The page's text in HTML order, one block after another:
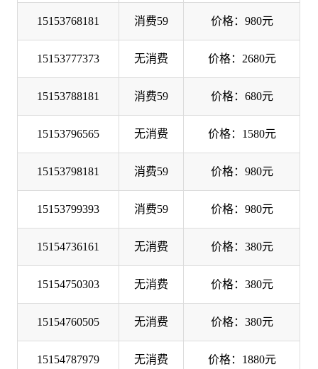
15153768181 消费59 价格：980元
15153777373 无消费 价格：2680元
15153788181 消费59 价格：680元
15153796565 无消费 价格：1580元
15153798181 消费59 价格：980元
15153799393 消费59 价格：980元
15154736161 无消费 价格：380元
15154750303 无消费 价格：380元
15154760505 无消费 价格：380元
15154787979 无消费 价格：1880元